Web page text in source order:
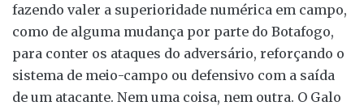
fazendo valer a superioridade numérica em campo,
como de alguma mudança por parte do Botafogo,
para conter os ataques do adversário, reforçando o
sistema de meio-campo ou defensivo com a saída
de um atacante. Nem uma coisa, nem outra. O Galo